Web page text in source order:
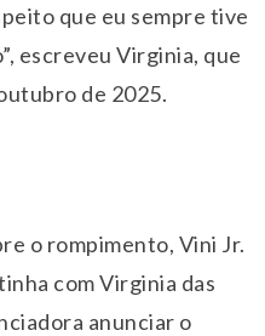
que eu sempre tive
escreveu Virginia, que
de 2025.
o rompimento, Vini Jr.
com Virginia das
anunciar o